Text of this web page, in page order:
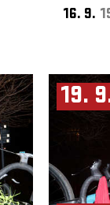
16. 9.
19.